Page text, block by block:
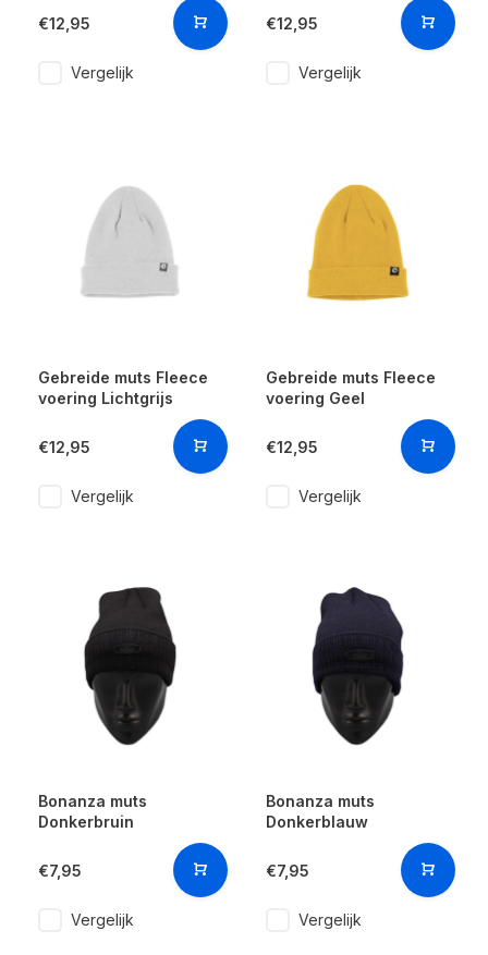
€12,95
Vergelijk
€12,95
Vergelijk
Gebreide muts Fleece
voering Lichtgrijs
€12,95
Vergelijk
Gebreide muts Fleece
voering Geel
€12,95
Vergelijk
Bonanza muts
Donkerbruin
€7,95
Vergelijk
Bonanza muts
Donkerblauw
€7,95
Vergelijk